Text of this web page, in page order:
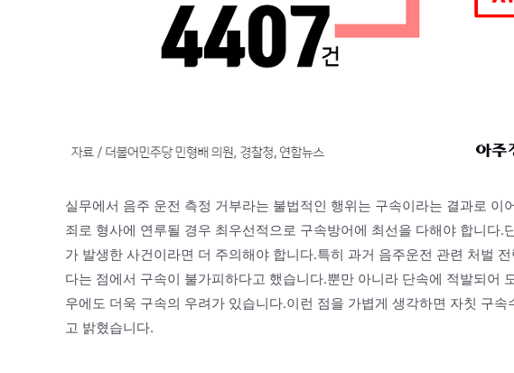
실무에서 음주 운전 측정 거부라는 불법적인 행위는 구속이라는 결과로 이
죄로 형사에 연루될 경우 최우선적으로 구속방어에 최선을 다해야 합니다.
가 발생한 사건이라면 더 주의해야 합니다.특히 과거 음주운전 관련 처벌
다는 점에서 구속이 불가피하다고 했습니다.뿐만 아니라 단속에 적발되어
우에도 더욱 구속의 우려가 있습니다.이런 점을 가볍게 생각하면 자칫 구
고 밝혔습니다.